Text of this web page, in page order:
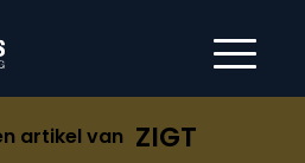
artikel van ZIGT